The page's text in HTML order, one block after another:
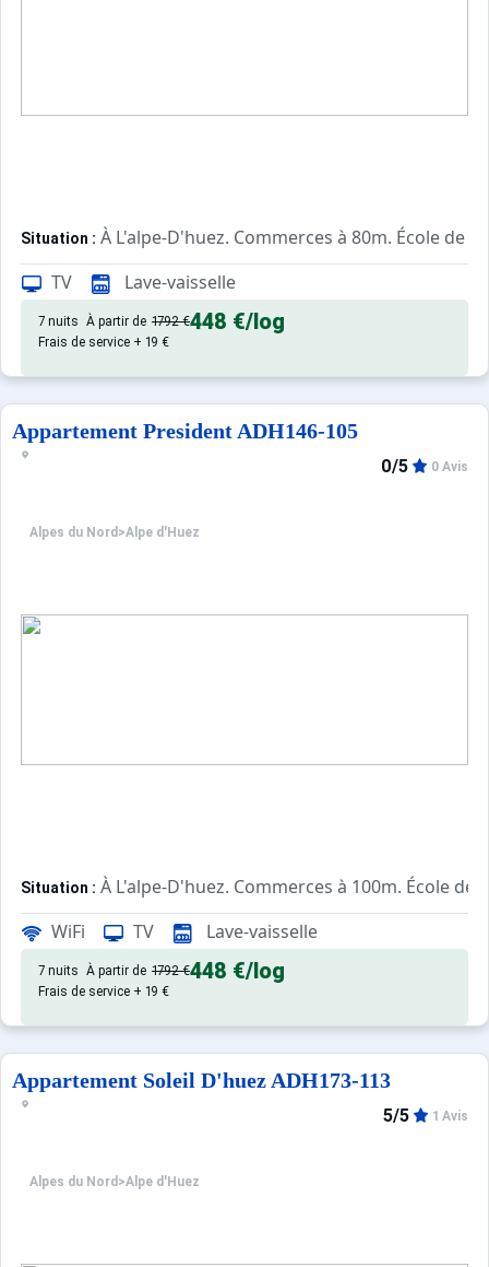
Situation : À L'alpe-D'huez. Commerces à 80m. École de
Appartement de particulier :Confortable et tout équipé.
TV Lave-vaisselle
7 nuits À partir de 1792 €448 €/log
Frais de service + 19 €
Appartement President ADH146-105
Alpes du Nord >Alpe d'Huez
0/5 0 Avis
Situation : À L'alpe-D'huez. Commerces à 100m. École de
Appartement de particulier :Confortable et tout équipé.
WiFi TV Lave-vaisselle
7 nuits À partir de 1792 €448 €/log
Frais de service + 19 €
Appartement Soleil D'huez ADH173-113
Alpes du Nord >Alpe d'Huez
5/5 1 Avis